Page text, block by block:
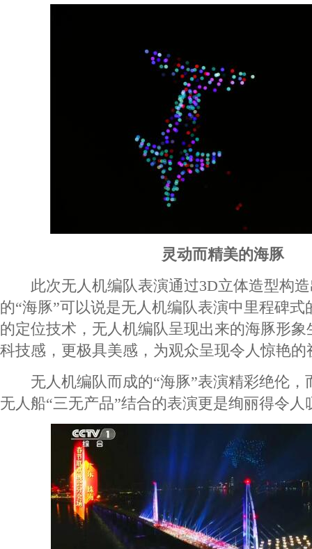
灵动而精美的海豚
此次无人机编队表演通过3D立体造型构造
的“海豚”可以说是无人机编队表演中里程碑
的定位技术，无人机编队呈现出来的海豚形
科技感，更极具美感，为观众呈现令人惊艳的
无人机编队而成的“海豚”表演精彩绝伦，
无人船“三无产品”结合的表演更是绚丽得令人